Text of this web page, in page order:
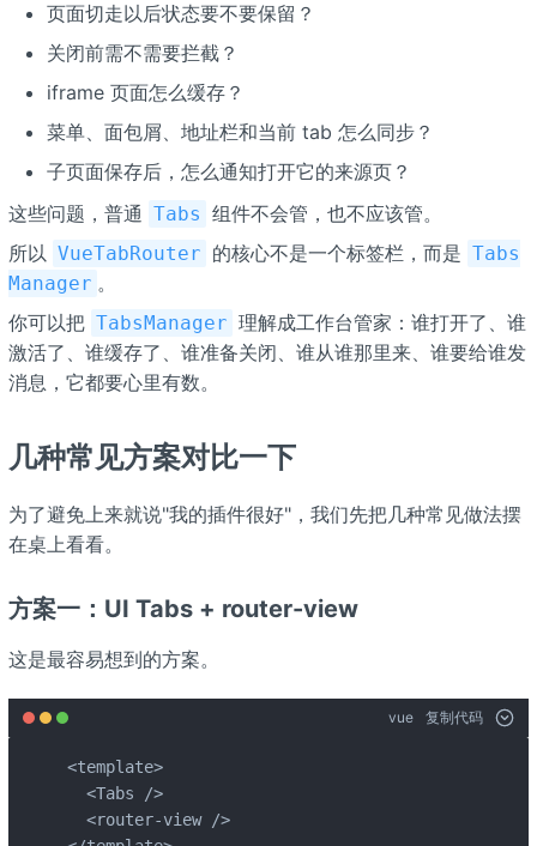
页面切走以后状态要不要保留？
关闭前需不需要拦截？
iframe 页面怎么缓存？
菜单、面包屑、地址栏和当前 tab 怎么同步？
子页面保存后，怎么通知打开它的来源页？
这些问题，普通 Tabs 组件不会管，也不应该管。
所以 VueTabRouter 的核心不是一个标签栏，而是 Tabs
Manager 。
你可以把 TabsManager 理解成工作台管家：谁打开了、谁
激活了、谁缓存了、谁准备关闭、谁从谁那里来、谁要给谁发
消息，它都要心里有数。
几种常见方案对比一下
为了避免上来就说"我的插件很好"，我们先把几种常见做法摆
在桌上看看。
方案一：UI Tabs + router-view
这是最容易想到的方案。
vue 复制代码
<template>
  <Tabs />
  <router-view />